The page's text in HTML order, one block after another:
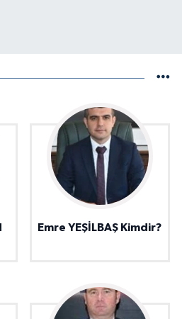
Emre YEŞİLBAŞ Kimdir?